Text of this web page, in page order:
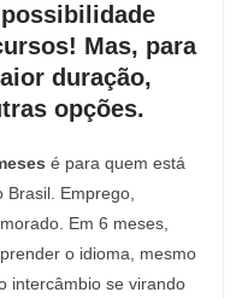
Mas, para
duração,
opções.
é para quem está
Emprego,
Em 6 meses,
o idioma, mesmo
intercâmbio se virando